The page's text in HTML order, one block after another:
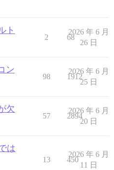
ト
2 68
2026 年 6 月
26 日
ン
98 1912
2026 年 6 月
25 日
欠
57 2894
2026 年 6 月
20 日
は
13 450
2026 年 6 月
11 日